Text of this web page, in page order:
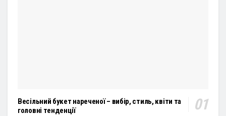
Весільний букет нареченої – вибір, стиль, квіти та
головні тенденції